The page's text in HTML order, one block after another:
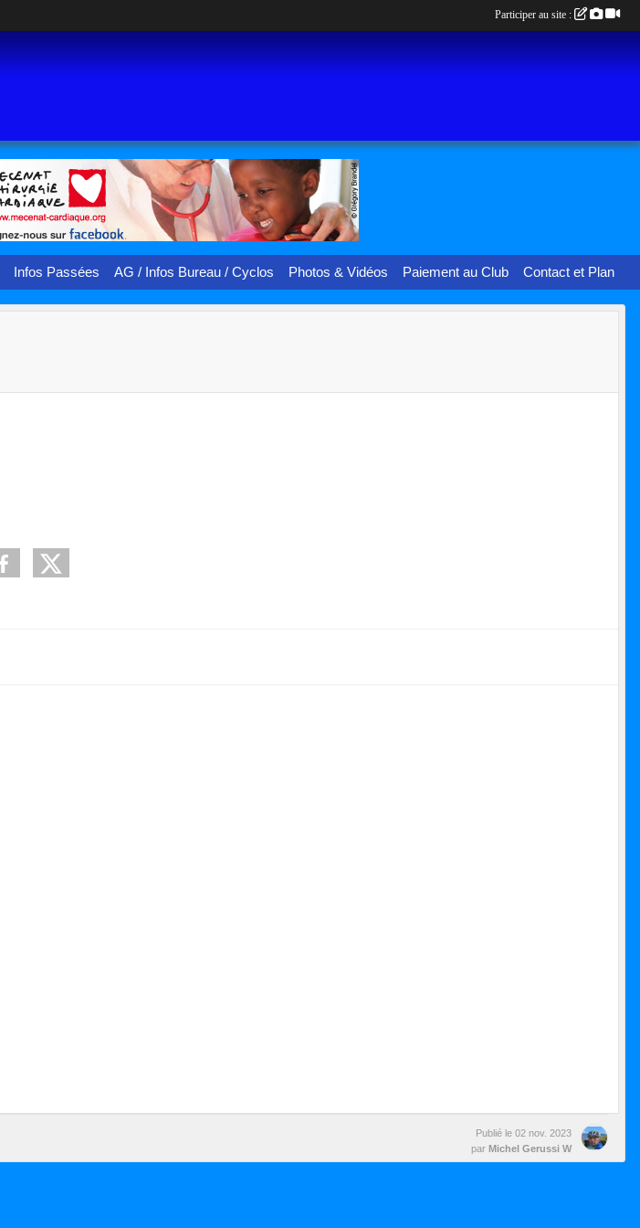
Infos Passées AG / Infos Bureau / Cyclos Photos & Vidéos Paiement au Club Contact et Plan
Publié le 02 nov. 2023
par Michel Gerussi W
Participer au site :